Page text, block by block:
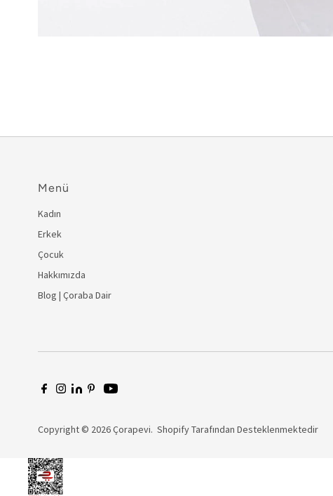
Menü
Kadın
Erkek
Çocuk
Hakkımızda
Blog | Çoraba Dair
Copyright © 2026Çorapevi. Shopify Tarafından Desteklenmektedir